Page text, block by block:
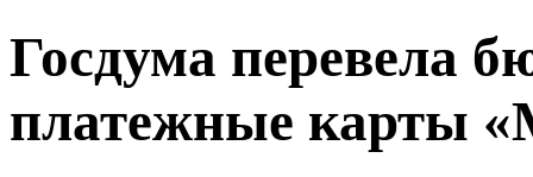
Госдума перевела
платежные карты